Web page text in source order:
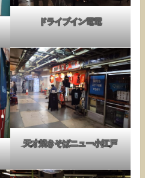
ドライブイン電電
天才焼きそばニュー小江戸